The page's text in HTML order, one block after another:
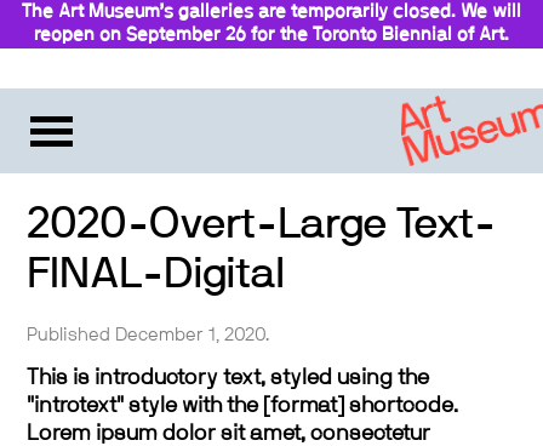
The Art Museum’s galleries are temporarily closed. We will
reopen on September 26 for the Toronto Biennial of Art.
2020-Overt-Large Text-
FINAL-Digital
Published December 1, 2020.
This is introductory text, styled using the
"introtext" style with the [format] shortcode.
Lorem ipsum dolor sit amet, consectetur